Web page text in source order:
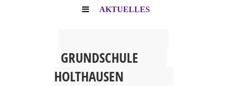
AKTUELLES
GRUNDSCHULE
HOLTHAUSEN